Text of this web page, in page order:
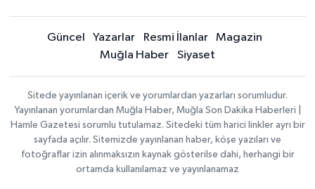
Güncel Yazarlar Resmi İlanlar
Magazin
Muğla Haber
Siyaset
Sitede yayınlanan içerik ve yorumlardan yazarları sorumludur.
Yayınlanan yorumlardan Muğla Haber, Muğla Son Dakika Haberleri |
Hamle Gazetesi sorumlu tutulamaz. Sitedeki tüm harici linkler ayrı bir
sayfada açılır. Sitemizde yayınlanan haber, köşe yazıları ve
fotoğraflar izin alınmaksızın kaynak gösterilse dahi, herhangi bir
ortamda kullanılamaz ve yayınlanamaz